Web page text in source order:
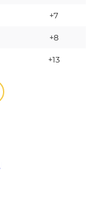
+7
+8
+13